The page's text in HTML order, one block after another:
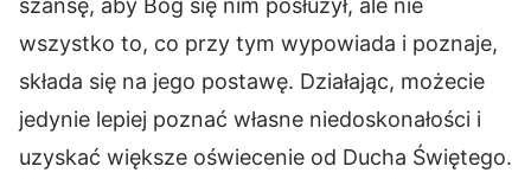
wszystko to, co przy tym wypowiada i poznaje,
składa się na jego postawę. Działając, możecie
jedynie lepiej poznać własne niedoskonałości i
uzyskać większe oświecenie od Ducha Świętego.